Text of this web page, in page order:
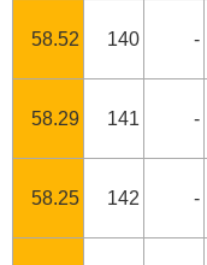
58.52 140 -
58.29 141 -
58.25 142 -